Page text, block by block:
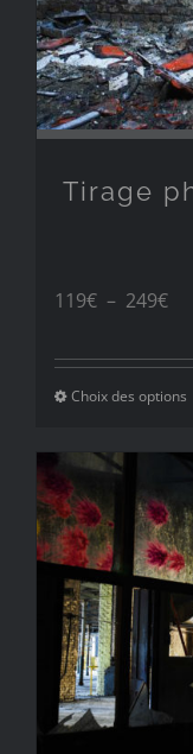
Tirage
119€ – 249€
Choix des options